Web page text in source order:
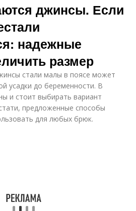
джинсы. Если
надежные
размер
стали малы в поясе может
усадки до беременности. В
и стоит выбирать вариант
предложенные способы
для любых брюк.